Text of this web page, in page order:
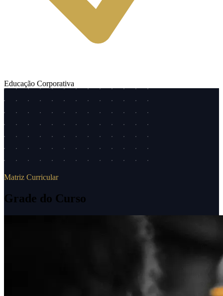
Educação Corporativa
Matriz Curricular
Grade do Curso